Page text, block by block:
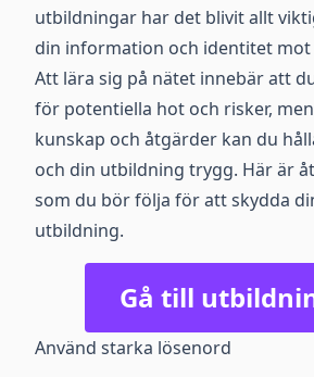
utbildningar har det blivit allt
din information och identitet mot
Att lära sig på nätet innebär att
för potentiella hot och risker,
kunskap och åtgärder kan du
och din utbildning trygg. Här är
som du bör följa för att skydda
utbildning.
Gå till
Använd starka lösenord